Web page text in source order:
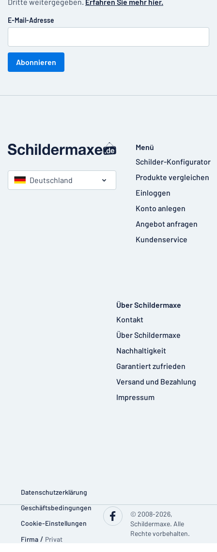
E-Mail-Adresse
Abonnieren
Deutschland
Menü
Schilder-Konfigurator
Produkte vergleichen
Einloggen
Konto anlegen
Angebot anfragen
Kundenservice
Über Schildermaxe
Kontakt
Über Schildermaxe
Nachhaltigkeit
Garantiert zufrieden
Versand und Bezahlung
Impressum
Datenschutzerklärung
Geschäftsbedingungen
Cookie-Einstellungen
Firma / Privat
© 2008-2026,
Schildermaxe. Alle
Rechte vorbehalten.